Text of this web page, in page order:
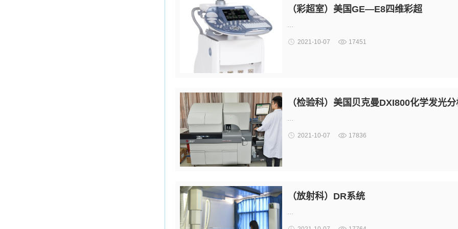
（彩超室）美国GE—E8四维彩超
2021-10-07 17451
（检验科）美国贝克曼DXI800化学发光
2021-10-07 17836
（放射科）DR系统